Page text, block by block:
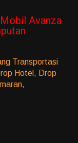
Avanza
Transportasi
Hotel, Drop